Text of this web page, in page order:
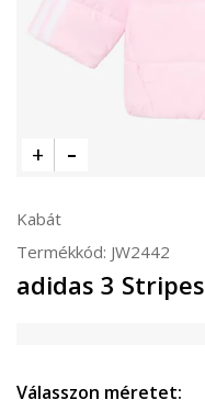
Kabát
Termékkód: JW2442
adidas 3 Stripes
Válasszon méretet: